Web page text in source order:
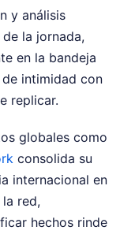
y análisis
la jornada,
en la bandeja
intimidad con
replicar.
globales como
consolida su
internacional en
red,
hechos rinde